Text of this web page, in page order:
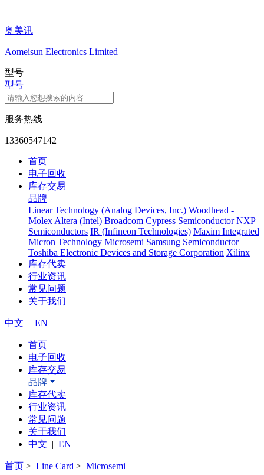
奥美讯
Aomeisun Electronics Limited
型号
型号
服务热线
13360547142
首页
电子回收
库存交易
品牌
Linear Technology (Analog Devices, Inc.) Woodhead -
Molex Altera (Intel) Broadcom Cypress Semiconductor NXP
Semiconductors IR (Infineon Technologies) Maxim Integrated
Micron Technology Microsemi Samsung Semiconductor
Toshiba Electronic Devices and Storage Corporation Xilinx
库存代卖
行业资讯
常见问题
关于我们
中文 | EN
首页
电子回收
库存交易
品牌
库存代卖
行业资讯
常见问题
关于我们
中文 | EN
首页 > Line Card > Microsemi